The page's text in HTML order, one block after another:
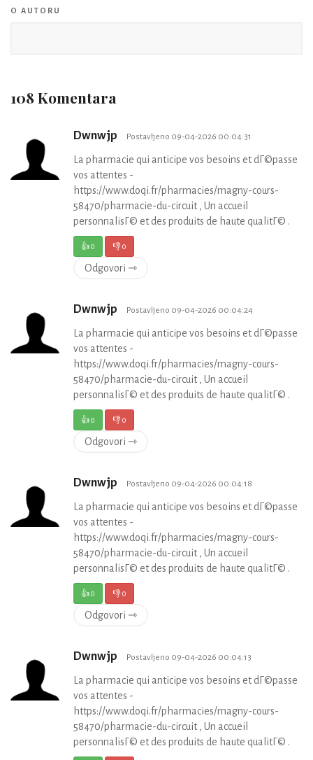
O AUTORU
108 Komentara
Dwnwjp Postavljeno 09-04-2026 00:04:31
La pharmacie qui anticipe vos besoins et dГ©passe
vos attentes -
https://www.doqi.fr/pharmacies/magny-cours-
58470/pharmacie-du-circuit , Un accueil
personnalisГ© et des produits de haute qualitГ© .
👍0 👎0
Odgovori ⇾
Dwnwjp Postavljeno 09-04-2026 00:04:24
La pharmacie qui anticipe vos besoins et dГ©passe
vos attentes -
https://www.doqi.fr/pharmacies/magny-cours-
58470/pharmacie-du-circuit , Un accueil
personnalisГ© et des produits de haute qualitГ© .
👍0 👎0
Odgovori ⇾
Dwnwjp Postavljeno 09-04-2026 00:04:18
La pharmacie qui anticipe vos besoins et dГ©passe
vos attentes -
https://www.doqi.fr/pharmacies/magny-cours-
58470/pharmacie-du-circuit , Un accueil
personnalisГ© et des produits de haute qualitГ© .
👍0 👎0
Odgovori ⇾
Dwnwjp Postavljeno 09-04-2026 00:04:13
La pharmacie qui anticipe vos besoins et dГ©passe
vos attentes -
https://www.doqi.fr/pharmacies/magny-cours-
58470/pharmacie-du-circuit , Un accueil
personnalisГ© et des produits de haute qualitГ© .